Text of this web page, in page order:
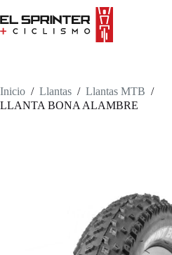
to
content
Inicio / Llantas / Llantas MTB /
LLANTA BONA ALAMBRE